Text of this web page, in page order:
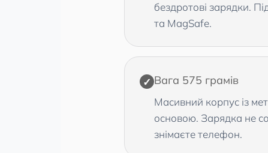
бездротові зарядки.
та MagSafe.
✓ Вага 575 грамів
Масивний корпус із
основою. Зарядка не
знімаєте телефон.